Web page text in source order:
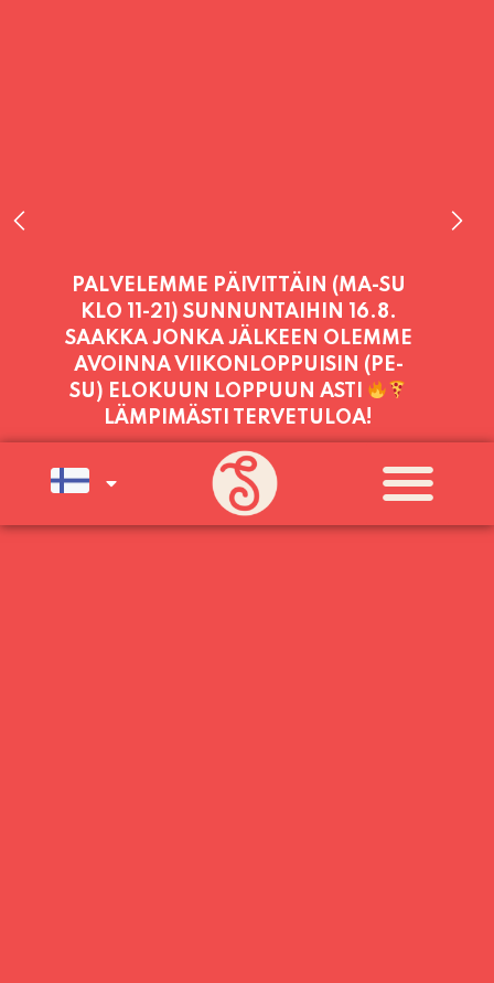
PALVELEMME PÄIVITTÄIN (MA-SU
KLO 11-21) SUNNUNTAIHIN 16.8.
SAAKKA JONKA JÄLKEEN OLEMME
AVOINNA VIIKONLOPPUISIN (PE-
SU) ELOKUUN LOPPUUN ASTI
LÄMPIMÄSTI TERVETULOA!
PALVELEMME TÄNÄÄN:
PERJANTAI11:00 - 21:00